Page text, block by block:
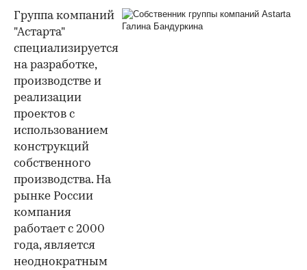
Группа компаний
"Астарта"
специализируется
на разработке,
производстве и
реализации
проектов с
использованием
конструкций
собственного
производства. На
рынке России
компания
работает с 2000
года, является
неоднократным